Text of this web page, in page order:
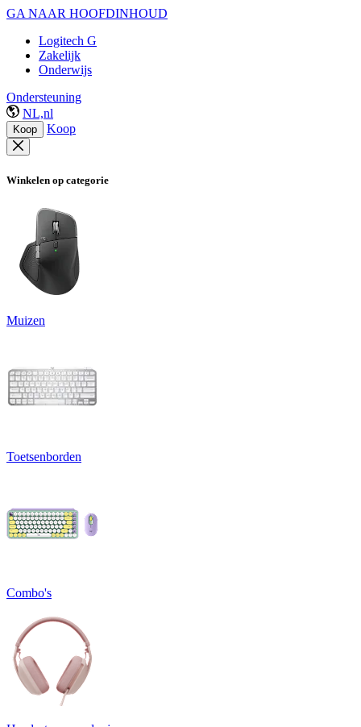
GA NAAR HOOFDINHOUD
Logitech G
Zakelijk
Onderwijs
Ondersteuning
NL,nl
Koop Koop
Winkelen op categorie
Muizen
Toetsenborden
Combo's